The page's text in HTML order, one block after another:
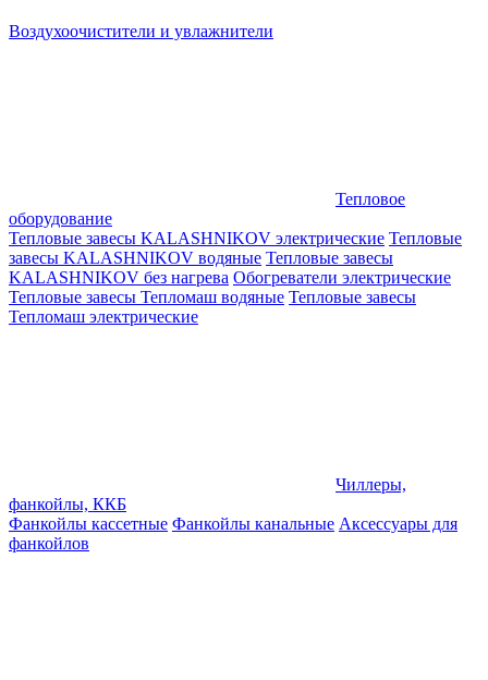
Воздухоочистители и увлажнители
Тепловое
оборудование
Тепловые завесы KALASHNIKOV электрические Тепловые
завесы KALASHNIKOV водяные Тепловые завесы
KALASHNIKOV без нагрева Обогреватели электрические
Тепловые завесы Тепломаш водяные Тепловые завесы
Тепломаш электрические
Чиллеры,
фанкойлы, ККБ
Фанкойлы кассетные Фанкойлы канальные Аксессуары для
фанкойлов